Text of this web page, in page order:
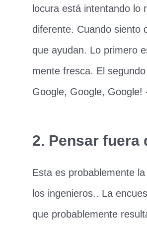
locura está intentando lo
diferente. Cuando siento
que ayudan. Lo primero
mente fresca. El
Google, Google,
2. Pensar fuera
Esta es probablemente
los ingenieros.. La
que probablemente